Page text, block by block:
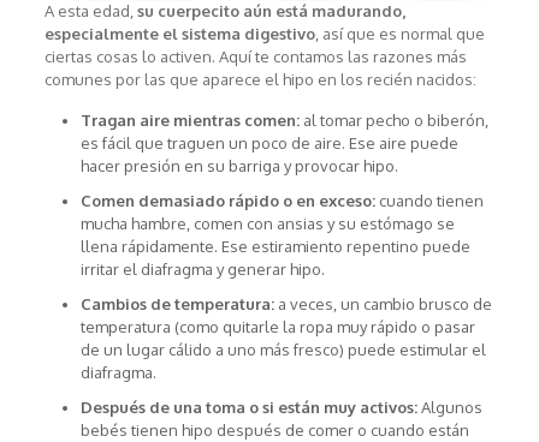
A esta edad,su cuerpecito aún está madurando,
especialmente el sistema digestivo, así que es normal que
ciertas cosas lo activen. Aquí te contamos las razones más
comunes por las que aparece el hipo en los recién nacidos:
Tragan aire mientras comen:al tomar pecho o biberón,
es fácil que traguen un poco de aire. Ese aire puede
hacer presión en su barriga y provocar hipo.
Comen demasiado rápido o en exceso:cuando tienen
mucha hambre, comen con ansias y su estómago se
llena rápidamente. Ese estiramiento repentino puede
irritar el diafragma y generar hipo.
Cambios de temperatura:a veces, un cambio brusco de
temperatura (como quitarle la ropa muy rápido o pasar
de un lugar cálido a uno más fresco) puede estimular el
diafragma.
Después de una toma o si están muy activos:Algunos
bebés tienen hipo después de comer o cuando están